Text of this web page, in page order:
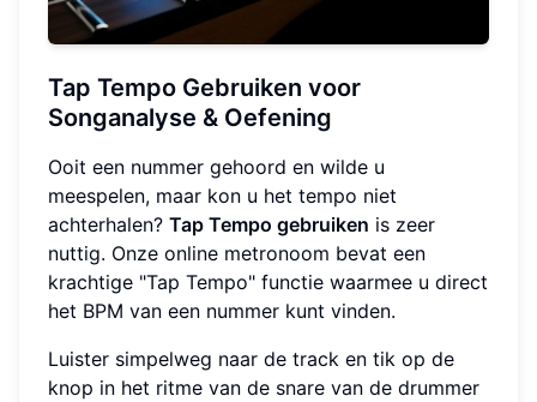
Tap Tempo Gebruiken voor
Songanalyse & Oefening
Ooit een nummer gehoord en wilde u
meespelen, maar kon u het tempo niet
achterhalen? Tap Tempo gebruiken is zeer
nuttig. Onze online metronoom bevat een
krachtige "Tap Tempo" functie waarmee u direct
het BPM van een nummer kunt vinden.
Luister simpelweg naar de track en tik op de
knop in het ritme van de snare van de drummer